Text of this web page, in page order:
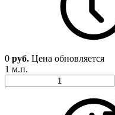
0 руб. Цена обновляется
1 м.п.